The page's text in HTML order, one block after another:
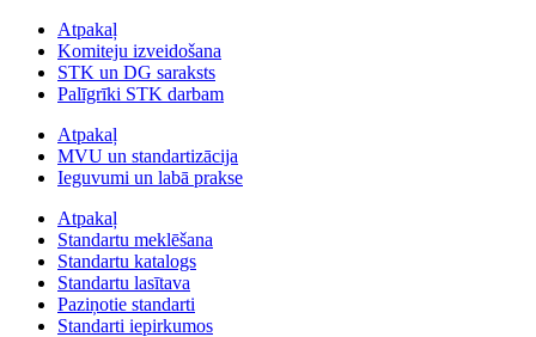
Atpakaļ
Komiteju izveidošana
STK un DG saraksts
Palīgrīki STK darbam
Atpakaļ
MVU un standartizācija
Ieguvumi un labā prakse
Atpakaļ
Standartu meklēšana
Standartu katalogs
Standartu lasītava
Paziņotie standarti
Standarti iepirkumos